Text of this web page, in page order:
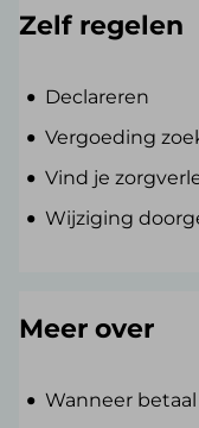
Zelf regelen
Declareren
Vergoeding
Vind je
Wijziging
Meer over
Wanneer